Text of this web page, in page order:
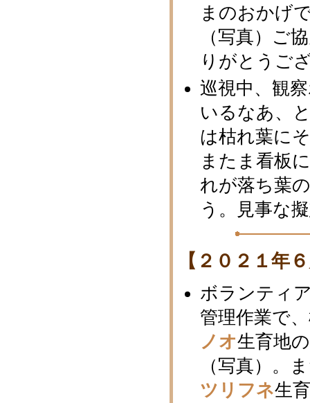
まのおかげ
（写真）ご
りがとうご
巡視中、観
いるなあ、
は枯れ葉に
またま看板
れが落ち葉
う。見事な
【２０２１年
ボランティ
管理作業で
ノオ生育地
（写真）。
ツリフネ生